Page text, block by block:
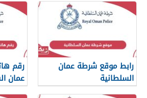
رابط موقع شرطة عمان
السلطانية
www.rop.gov.om
رقم
عمان